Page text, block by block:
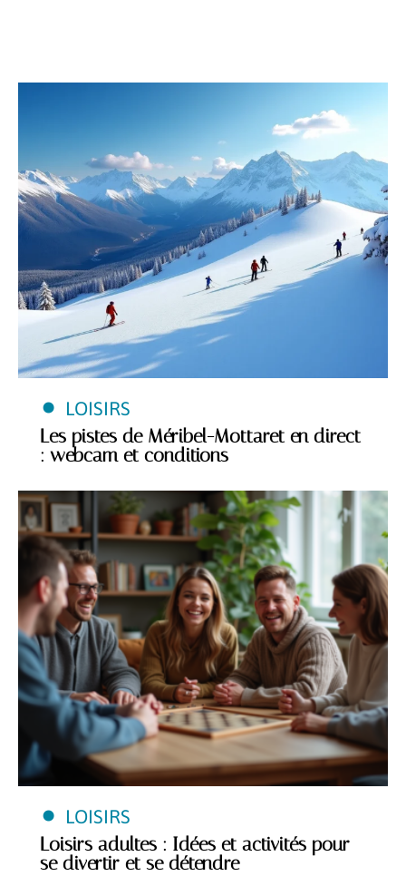
LOISIRS
Les pistes de Méribel-Mottaret en direct
: webcam et conditions
LOISIRS
Loisirs adultes : Idées et activités pour
se divertir et se détendre